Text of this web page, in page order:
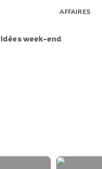
Idées week-end
AFFAIRES